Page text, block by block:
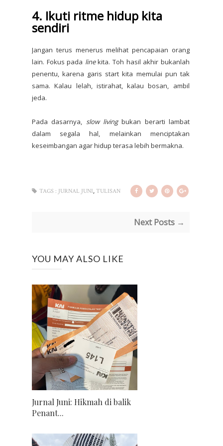
4. Ikuti ritme hidup kita
sendiri
Jangan terus menerus melihat pencapaian orang
lain. Fokus pada linekita. Toh hasil akhir bukanlah
penentu, karena garis start kita memulai pun tak
sama. Kalau lelah, istirahat, kalau bosan, ambil
jeda.
Pada dasarnya, slow livingbukan berarti lambat
dalam segala hal, melainkan menciptakan
keseimbangan agar hidup terasa lebih bermakna.
TAGS : JURNAL JUNI, TULISAN
Next Posts →
YOU MAY ALSO LIKE
Jurnal Juni: Hikmah di balik
Penant...